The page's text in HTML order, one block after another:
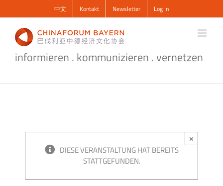
Inhalt
springen
中文 Kontakt Newsletter Log In
informieren . kommunizieren . vernetzen
×
DIESE VERANSTALTUNG HAT BEREITS
STATTGEFUNDEN.